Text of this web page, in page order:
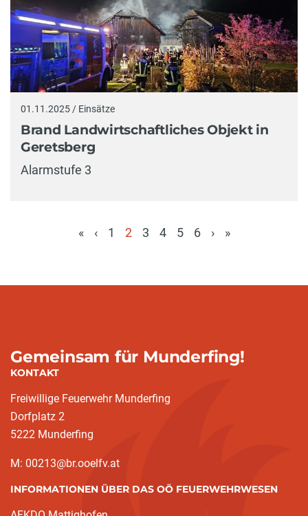
01.11.2025 / Einsätze
Brand Landwirtschaftliches Objekt in
Geretsberg
Alarmstufe 3
« ‹ 1
2
3 4 5 6 › »
Gemeinsam für Munderfing!
KONTAKT
Freiwillige Feuerwehr Munderfing
Dorfplatz 2
5222 Munderfing
M: 00213@br.ooelfv.at
INFORMATIONEN ÜBER DAS OÖ FEUERWEHRWESEN